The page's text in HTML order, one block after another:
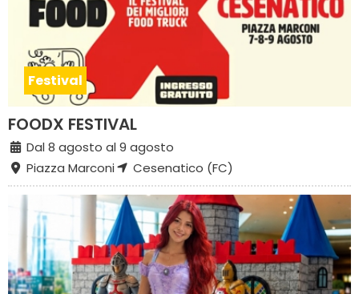
Festival
FOODX FESTIVAL
Dal 8 agosto al 9 agosto
Piazza Marconi
Cesenatico (FC)